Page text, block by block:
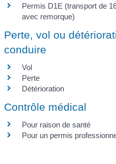
Permis D1E (transport de
avec remorque)
Perte, vol ou
conduire
Vol
Perte
Détérioration
Contrôle médical
Pour raison de santé
Pour un permis